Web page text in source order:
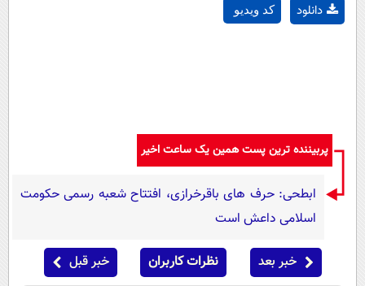
کد ویدیو دانلود
پربیننده ترین پست همین یک ساعت اخیر
ابطحی: حرف های باقرخرازی، افتتاح شعبه رسمی حکومت
اسلامی داعش است
خبر بعد نظرات کاربران خبر قبل